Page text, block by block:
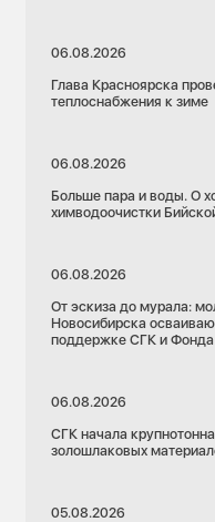
06.08.2026
Глава Красноярска
теплоснабжения к зиме
06.08.2026
Больше пара и воды. О
химводоочистки
06.08.2026
От эскиза до мурала:
Новосибирска
поддержке СГК и
06.08.2026
СГК начала
золошлаковых
05.08.2026